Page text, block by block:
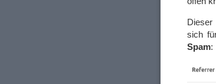
Dieser
sich
Spam: